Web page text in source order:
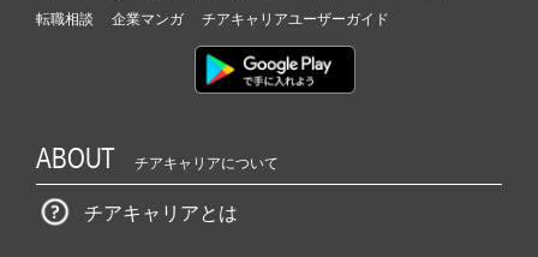
転職相談
企業マンガ チアキャリアユーザーガイド
ABOUT チアキャリアについて
チアキャリアとは